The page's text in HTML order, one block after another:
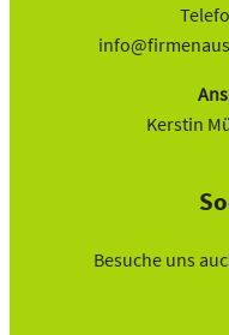
Kerstin
Besuche uns